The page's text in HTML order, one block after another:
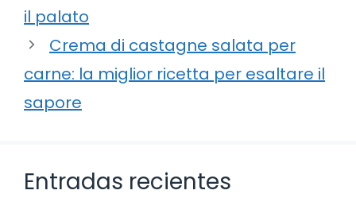
il palato
Crema di castagne salata per
carne: la miglior ricetta per esaltare il
sapore
Entradas recientes